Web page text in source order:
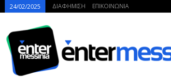
24/02/2025 ΔΙΑΦΗΜΙΣΗ ΕΠΙΚΟΙΝΩΝΙΑ